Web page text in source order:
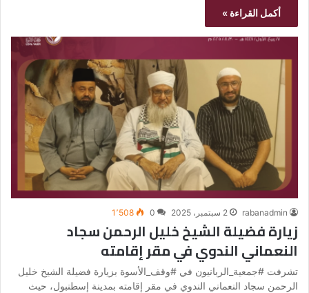
أكمل القراءة »
rabanadmin 2 سبتمبر، 2025 0 1٬508
زيارة فضيلة الشيخ خليل الرحمن سجاد
النعماني الندوي في مقر إقامته
تشرفت #جمعية_الربانيون في #وقف_الأسوة بزيارة فضيلة الشيخ خليل
الرحمن سجاد النعماني الندوي في مقر إقامته بمدينة إسطنبول، حيث